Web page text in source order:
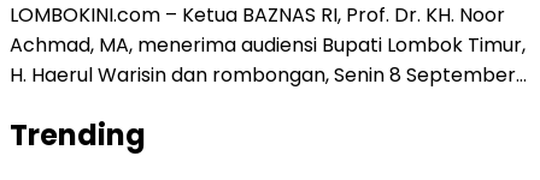
LOMBOKINI.com – Ketua BAZNAS RI, Prof. Dr. KH. Noor
Achmad, MA, menerima audiensi Bupati Lombok Timur,
H. Haerul Warisin dan rombongan, Senin 8 September…
Trending